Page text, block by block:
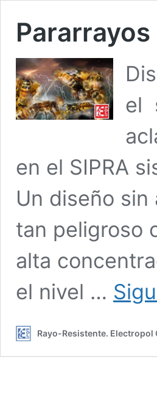
el
en el SIPRA
Un diseño
tan peligroso
alta
el nivel …
Rayo-Resistente.